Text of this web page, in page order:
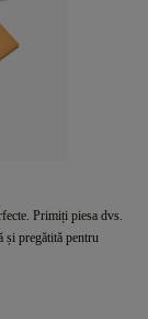
Primiți piesa dvs.
și pregătită pentru